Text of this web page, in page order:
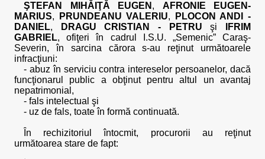
ŞTEFAN MIHĂIŢĂ EUGEN , AFRONIE EUGEN-
MARIUS, PRUNDEANU VALERIU,
PLOCON ANDI -
DANIEL, DRAGU CRISTIAN - PETRU şi
IFRIM
GABRIEL, ofiţeri în cadrul I.S.U. „Semenic” Caraş-
Severin, în sarcina cărora s-au reţinut următoarele
infracţiuni:
- abuz în serviciu contra intereselor persoanelor, dacă
funcţionarul public a obţinut pentru altul un avantaj
nepatrimonial,
- fals intelectual şi
- uz de fals, toate în formă continuată.
În rechizitoriul întocmit, procurorii au reţinut
următoarea stare de fapt: